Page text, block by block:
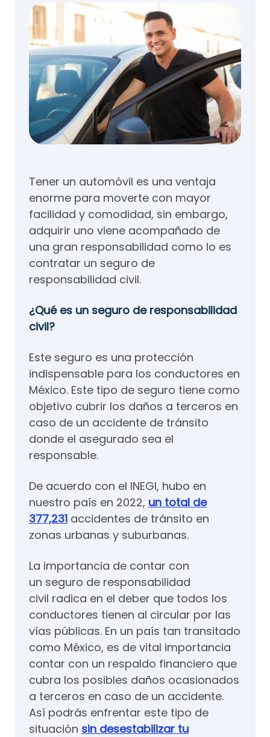
Tener un automóvil es una ventaja
enorme para moverte con mayor
facilidad y comodidad, sin embargo,
adquirir uno viene acompañado de
una gran responsabilidad como lo es
contratar un seguro de
responsabilidad civil.
¿Qué es un seguro de responsabilidad
civil?
Este seguro es una protección
indispensable para los conductores en
México. Este tipo de seguro tiene como
objetivo cubrir los daños a terceros en
caso de un accidente de tránsito
donde el asegurado sea el
responsable.
De acuerdo con el INEGI, hubo en
nuestro país en 2022, un total de
377,231 accidentes de tránsito en
zonas urbanas y suburbanas.
La importancia de contar con
un seguro de responsabilidad
civil radica en el deber que todos los
conductores tienen al circular por las
vías públicas. En un país tan transitado
como México, es de vital importancia
contar con un respaldo financiero que
cubra los posibles daños ocasionados
a terceros en caso de un accidente.
Así podrás enfrentar este tipo de
situación sin desestabilizar tu